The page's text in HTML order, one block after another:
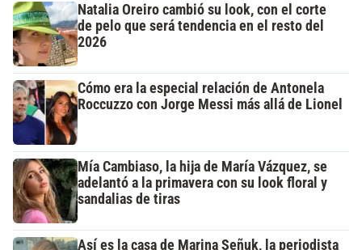
Natalia Oreiro cambió su look, con el corte
de pelo que será tendencia en el resto del
2026
Cómo era la especial relación de Antonela
Roccuzzo con Jorge Messi más allá de Lionel
Mía Cambiaso, la hija de María Vázquez, se
adelantó a la primavera con su look floral y
sandalias de tiras
Así es la casa de Marina Señuk, la periodista